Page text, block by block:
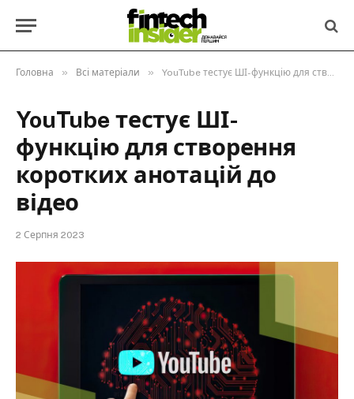
Головна » Всі матеріали » YouTube тестує ШІ-функцію для створення коротких анотацій до відео
YouTube тестує ШІ-
функцію для створення
коротких анотацій до
відео
2 Серпня 2023